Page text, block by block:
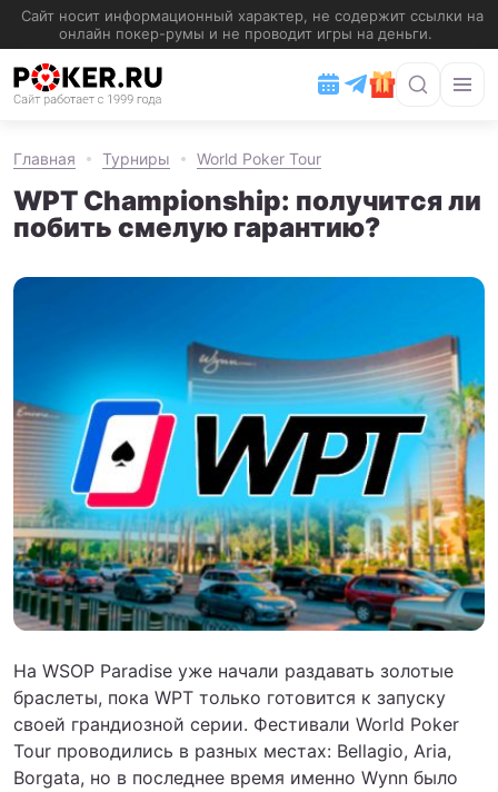
Главная Турниры World Poker Tour
WPT Championship: получится ли
побить смелую гарантию?
На WSOP Paradise уже начали раздавать золотые
браслеты, пока WPT только готовится к запуску
своей грандиозной серии. Фестивали World Poker
Tour проводились в разных местах: Bellagio, Aria,
Borgata, но в последнее время именно Wynn было